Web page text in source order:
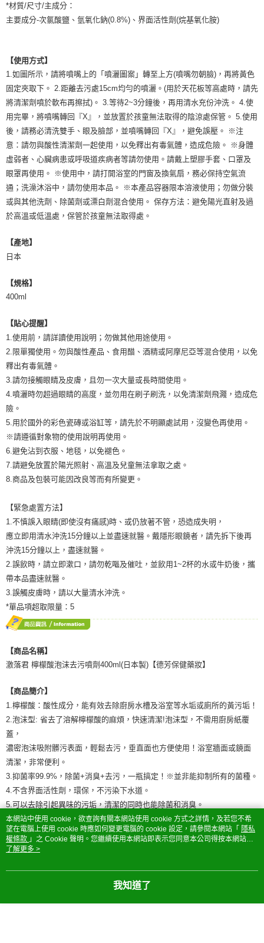
*材質/尺寸/主成分：
主要成分-次氯酸鹽、氫氧化鈉(0.8%)、界面活性劑(烷基氧化胺)
【使用方式】
1.如圖所示，請將噴嘴上的「噴灑圖案」轉至上方(噴嘴勿朝臉)，再將黃色
固定夾取下。 2.距離去污處15cm均勻的噴灑。(用於天花板等高處時，請先
將清潔劑噴於軟布再擦拭)。 3.等待2~3分鐘後，再用清水充份沖洗。 4.使
用完畢，將噴嘴轉回『X』，並放置於孩童無法取得的陰涼處保管。 5.使用
後，請務必清洗雙手、眼及臉部，並噴嘴轉回『X』，避免誤壓。 ※注
意：請勿與酸性清潔劑一起使用，以免釋出有毒氣體，造成危險。 ※身體
虛弱者、心臟病患或呼吸道疾病者等請勿使用。請戴上塑膠手套、口罩及
眼罩再使用。 ※使用中，請打開浴室的門窗及換氣扇，務必保持空氣流
通；洗澡沐浴中，請勿使用本品。 ※本產品容器限本溶液使用；勿做分裝
或與其他洗劑、除菌劑或漂白劑混合使用。 保存方法：避免陽光直射及過
於高溫或低溫處，保管於孩童無法取得處。
【產地】
日本
【規格】
400ml
【貼心提醒】
1.使用前，請詳讀使用說明；勿做其他用途使用。
2.限單獨使用。勿與酸性產品、食用醋、酒精或阿摩尼亞等混合使用，以免
釋出有毒氣體。
3.請勿接觸眼睛及皮膚，且勿一次大量或長時間使用。
4.噴灑時勿超過眼睛的高度，並勿用在刷子刷洗，以免清潔劑飛濺，造成危
險。
5.用於國外的彩色瓷磚或浴缸等，請先於不明顯處試用，沒變色再使用。
※請遵循對象物的使用說明再使用。
6.避免沾到衣服、地毯，以免褪色。
7.請避免放置於陽光照射、高溫及兒童無法拿取之處。
8.商品及包裝可能因改良等而有所變更。
【緊急處置方法】
1.不慎誤入眼睛(即使沒有痛感)時、或仍放著不管，恐造成失明，
應立即用清水沖洗15分鐘以上並盡速就醫。戴隱形眼鏡者，請先拆下後再
沖洗15分鐘以上，盡速就醫。
2.誤飲時，請立即漱口，請勿乾嘔及催吐，並飲用1~2杯的水或牛奶後，攜
帶本品盡速就醫。
3.誤觸皮膚時，請以大量清水沖洗。
*單品項超取限量：5
【商品名稱】
激落君 檸檬酸泡沫去污噴劑400ml(日本製)【德芳保健藥妝】
【商品簡介】
1.檸檬酸：酸性成分，能有效去除廚房水槽及浴室等水垢或廁所的黃污垢！
2.泡沫型: 省去了溶解檸檬酸的麻煩，快速清潔!泡沫型，不需用廚房紙覆
蓋，
濃密泡沫吸附髒污表面，輕鬆去污，垂直面也方便使用！浴室牆面或鏡面
清潔，非常便利。
3.抑菌率99.9%，除菌+消臭+去污，一瓶搞定！※並非能抑制所有的菌種。
4.不含界面活性劑，環保，不污染下水道。
5.可以去除引起異味的污垢，清潔的同時也能除菌和消臭。
6.適用清潔廚房水槽及浴室水垢、水壼或水瓶水垢、冰箱內外或廚房周圍的
除菌消臭、
消除廁所臭味或煙味、清除馬桶內的尿垢等。
適用場所：※注意：請勿與含氯的清潔劑一起使用，以免釋出有毒氣體，
造成危險。
本網站中使用 cookie，欲查詢有關本網站使用 cookie 方式之詳情，及若您不希
望在電腦上使用 cookie 時應如何變更電腦的 cookie 設定，請參閱本網站「 隱私
權條款 」之 Cookie 聲明。您繼續使用本網站即表示您同意本公司得按本網站使
用條款之 Cookie 聲明使用 cookie。
了解更多 >
我知道了